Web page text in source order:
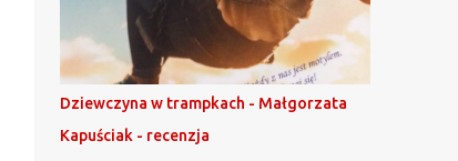
Dziewczyna w trampkach - Małgorzata
Kapuściak - recenzja